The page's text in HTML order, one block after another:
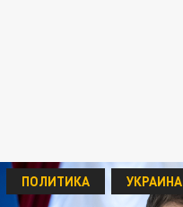
ПОЛИТИКА УКРАИНА